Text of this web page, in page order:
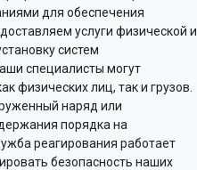
для обеспечения
услуги физической и
систем
специалисты могут
физических лиц, так и грузов.
наряд или
порядка на
реагирования работает
безопасность наших